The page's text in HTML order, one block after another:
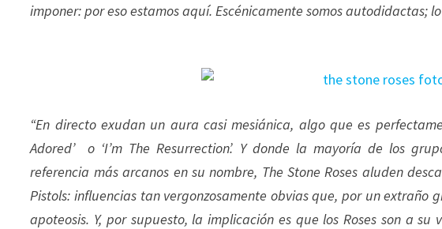
imponer: por eso estamos aquí. Escénicamente somos autodidactas;
“En directo exudan un aura casi mesiánica, algo que es
Adored’ o ‘I’m The Resurrection’. Y donde la mayoría de los
referencia más arcanos en su nombre, The Stone Roses aluden
Pistols: influencias tan vergonzosamente obvias que, por un extraño
apoteosis. Y, por supuesto, la implicación es que los Roses son a